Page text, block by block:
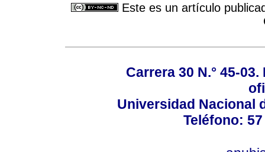
Este es un artículo
Carrera 30 N.° 45-
Universidad Nacional
Teléfono: